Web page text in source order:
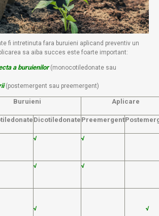
fi intretinuta fara buruieni aplicand preventiv un
sa aiba succes este foarte important:
a buruienilor(monocotiledonate sau
(postemergent sau preemergent)
Buruieni Aplicare
Dicotiledonate Preemergent
√ √
√ √
√ √